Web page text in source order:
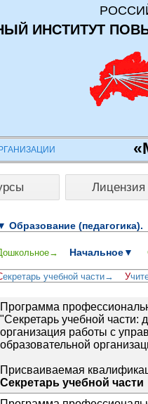
ИНСТИТУТ
Лицензия
Образование (педагогика).
Начальное▼
екретарь учебной части→ У
Программа
"Секретарь учебной части:
организация работы с
образовательной
Присваиваемая
Секретарь учебной части